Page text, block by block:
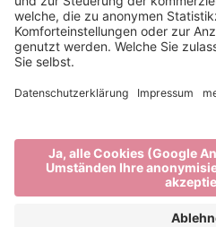
Brixen Tourismus
Privacy
Impressum
produced by